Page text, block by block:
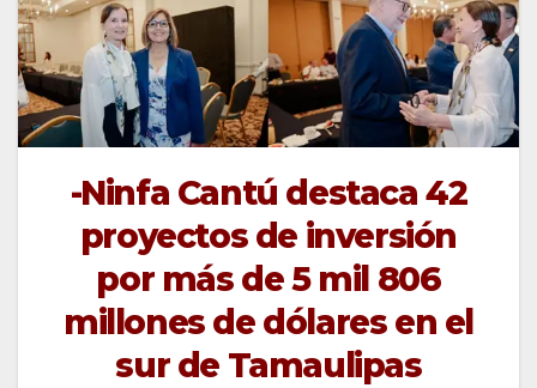
-Ninfa Cantú destaca 42
proyectos de inversión
por más de 5 mil 806
millones de dólares en el
sur de Tamaulipas